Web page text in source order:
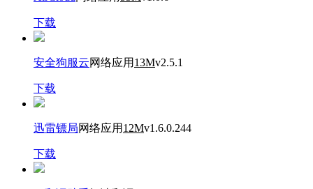
下载
安全狗服云网络应用 13Mv2.5.1
下载
迅雷镖局网络应用 12Mv1.6.0.244
下载